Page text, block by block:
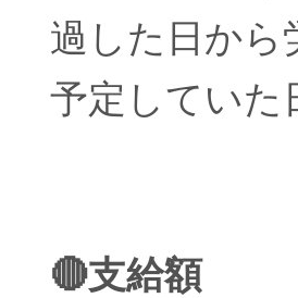
過した日から
予定していた
🔴支給額